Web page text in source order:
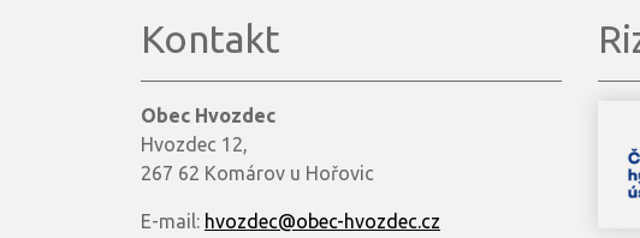
Kontakt
Obec Hvozdec
Hvozdec 12,
267 62 Komárov u Hořovic
E-mail: hvozdec@obec-hvozdec.cz